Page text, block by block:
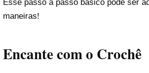
Esse passo a passo básico pode ser
maneiras!
Encante com o Crochê